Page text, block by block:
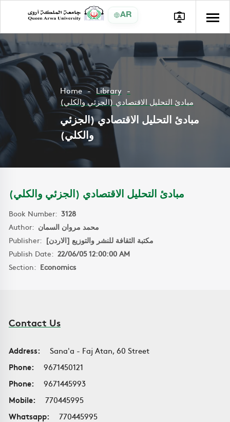
AR
Home
Library
مبادئ التحليل الاقتصادي (الجزئي والكلي)
مبادئ التحليل الاقتصادي (الجزئي
والكلي)
مبادئ التحليل الاقتصادي (الجزئي والكلي)
Book Number: 3128
Author: محمد مروان السمان
Publisher: مكتبة الثقافة للنشر والتوزيع [الاردن]
Publish Date: 22/06/05 12:00:00 AM
Section: Economics
Contact Us
Address:
Sana'a - Faj Atan, 60 Street
Phone:
9671450121
Phone:
9671445993
Mobile:
770445995
Whatsapp:
770445995